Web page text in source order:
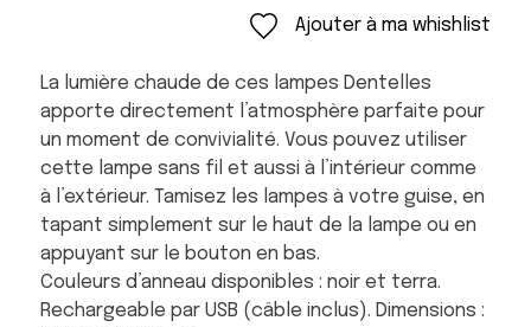
Ajouter à ma whishlist
La lumière chaude de ces lampes Dentelles
apporte directement l’atmosphère parfaite pour
un moment de convivialité. Vous pouvez utiliser
cette lampe sans fil et aussi à l’intérieur comme
à l’extérieur. Tamisez les lampes à votre guise, en
tapant simplement sur le haut de la lampe ou en
appuyant sur le bouton en bas.
Couleurs d’anneau disponibles : noir et terra.
Rechargeable par USB (câble inclus). Dimensions :